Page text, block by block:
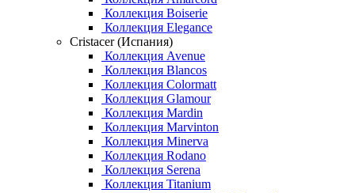
Коллекция Boiserie
Коллекция Elegance
Cristacer (Испания)
Коллекция Avenue
Коллекция Blancos
Коллекция Colormatt
Коллекция Glamour
Коллекция Mardin
Коллекция Marvinton
Коллекция Minerva
Коллекция Rodano
Коллекция Serena
Коллекция Titanium